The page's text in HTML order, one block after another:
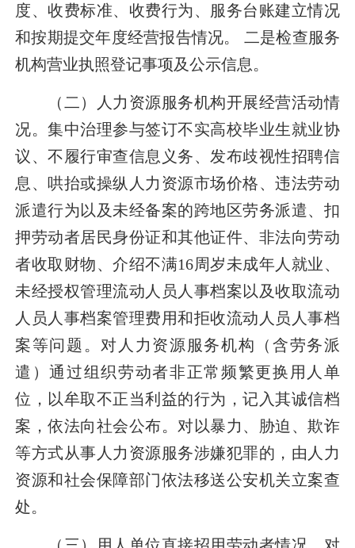
度、收费标准、收费行为、服务台账建立情况
和按期提交年度经营报告情况。
二是检查服务
机构营业执照登记事项及公示信息。
（二）人力资源服务机构开展经营活动情
况。集中治理参与签订不实高校毕业生就业协
议、不履行审查信息义务、发布歧视性招聘信
息、哄抬或操纵人力资源市场价格、违法劳动
派遣行为以及未经备案的跨地区劳务派遣、扣
押劳动者居民身份证和其他证件、非法向劳动
者收取财物、介绍不满16周岁未成年人就业、
未经授权管理流动人员人事档案以及收取流动
人员人事档案管理费用和拒收流动人员人事档
案等问题。对人力资源服务机构（含劳务派
遣）通过组织劳动者非正常频繁更换用人单
位，以牟取不正当利益的行为，记入其诚信档
案，依法向社会公布。对以暴力、胁迫、欺诈
等方式从事人力资源服务涉嫌犯罪的，由人力
资源和社会保障部门依法移送公安机关立案查
处。